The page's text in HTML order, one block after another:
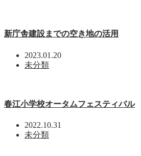
新庁舎建設までの空き地の活用
2023.01.20
未分類
春江小学校オータムフェスティバル
2022.10.31
未分類